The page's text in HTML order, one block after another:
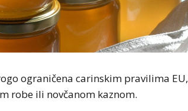
ograničena carinskim pravilima EU,
robe ili novčanom kaznom.